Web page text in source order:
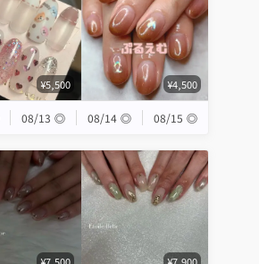
¥5,500 ¥4,500
08/13 ◎ 08/14 ◎ 08/15 ◎